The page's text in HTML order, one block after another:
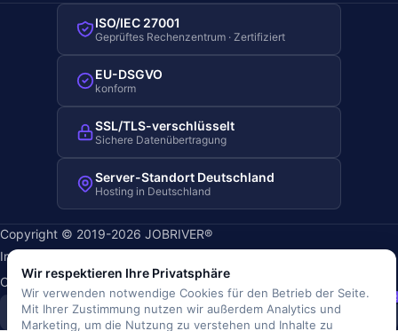
ISO/IEC 27001
Geprüftes Rechenzentrum · Zertifiziert
EU-DSGVO
konform
SSL/TLS-verschlüsselt
Sichere Datenübertragung
Server-Standort Deutschland
Hosting in Deutschland
Copyright © 2019-2026 JOBRIVER®
Impressum
Cookie-Richtlinie· Cookie-Einstellungen
SiSt JR
Wir respektieren Ihre Privatsphäre
Wir verwenden notwendige Cookies für den Betrieb der Seite.
Mit Ihrer Zustimmung nutzen wir außerdem Analytics und
Marketing, um die Nutzung zu verstehen und Inhalte zu